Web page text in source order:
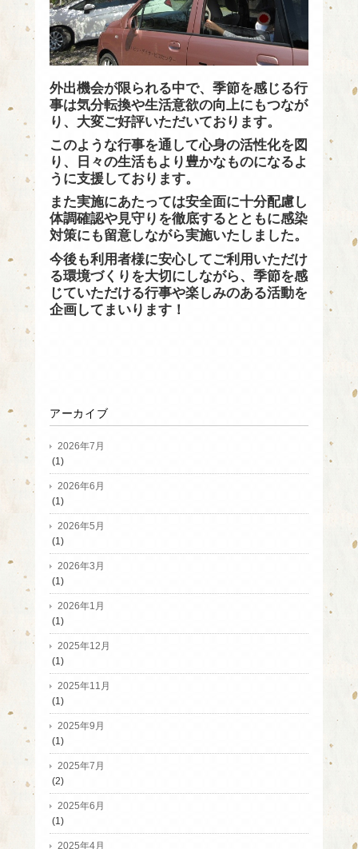
外出機会が限られる中で、季節を感じる行
事は気分転換や生活意欲の向上にもつなが
り、大変ご好評いただいております。
このような行事を通して心身の活性化を図
り、日々の生活もより豊かなものになるよ
うに支援しております。
また実施にあたっては安全面に十分配慮し
体調確認や見守りを徹底するとともに感染
対策にも留意しながら実施いたしました。
今後も利用者様に安心してご利用いただけ
る環境づくりを大切にしながら、季節を感
じていただける行事や楽しみのある活動を
企画してまいります！
アーカイブ
2026年7月
(1)
2026年6月
(1)
2026年5月
(1)
2026年3月
(1)
2026年1月
(1)
2025年12月
(1)
2025年11月
(1)
2025年9月
(1)
2025年7月
(2)
2025年6月
(1)
2025年4月